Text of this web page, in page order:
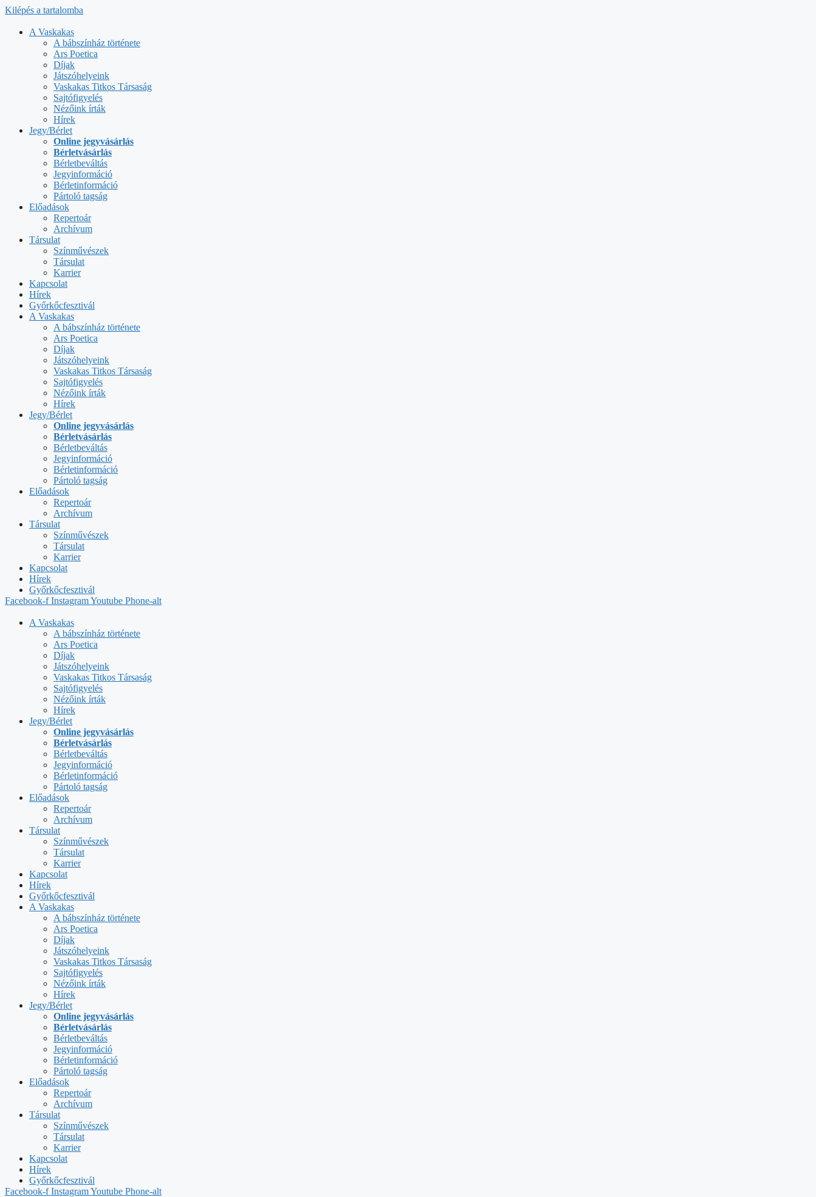
Kilépés a tartalomba
A Vaskakas
A bábszínház története
Ars Poetica
Díjak
Játszóhelyeink
Vaskakas Titkos Társaság
Sajtófigyelés
Nézőink írták
Hírek
Jegy/Bérlet
Online jegyvásárlás
Bérletvásárlás
Bérletbeváltás
Jegyinformáció
Bérletinformáció
Pártoló tagság
Előadások
Repertoár
Archívum
Társulat
Színművészek
Társulat
Karrier
Kapcsolat
Hírek
Győrkőcfesztivál
A Vaskakas
A bábszínház története
Ars Poetica
Díjak
Játszóhelyeink
Vaskakas Titkos Társaság
Sajtófigyelés
Nézőink írták
Hírek
Jegy/Bérlet
Online jegyvásárlás
Bérletvásárlás
Bérletbeváltás
Jegyinformáció
Bérletinformáció
Pártoló tagság
Előadások
Repertoár
Archívum
Társulat
Színművészek
Társulat
Karrier
Kapcsolat
Hírek
Győrkőcfesztivál
Facebook-f InstagramYoutube Phone-alt
A Vaskakas
A bábszínház története
Ars Poetica
Díjak
Játszóhelyeink
Vaskakas Titkos Társaság
Sajtófigyelés
Nézőink írták
Hírek
Jegy/Bérlet
Online jegyvásárlás
Bérletvásárlás
Bérletbeváltás
Jegyinformáció
Bérletinformáció
Pártoló tagság
Előadások
Repertoár
Archívum
Társulat
Színművészek
Társulat
Karrier
Kapcsolat
Hírek
Győrkőcfesztivál
A Vaskakas
A bábszínház története
Ars Poetica
Díjak
Játszóhelyeink
Vaskakas Titkos Társaság
Sajtófigyelés
Nézőink írták
Hírek
Jegy/Bérlet
Online jegyvásárlás
Bérletvásárlás
Bérletbeváltás
Jegyinformáció
Bérletinformáció
Pártoló tagság
Előadások
Repertoár
Archívum
Társulat
Színművészek
Társulat
Karrier
Kapcsolat
Hírek
Győrkőcfesztivál
Facebook-f InstagramYoutube Phone-alt